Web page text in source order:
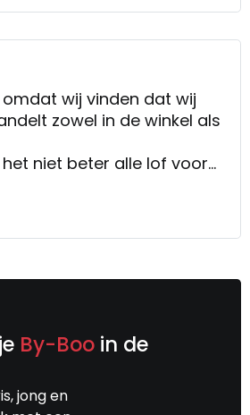
omdat wij vinden dat wij
zowel in de winkel als
niet beter alle lof voor
By-Boo in de
jong en